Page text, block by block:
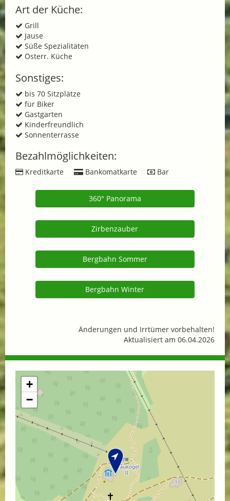
Art der Küche:
Grill
Jause
Süße Spezialitäten
Österr. Küche
Sonstiges:
bis 70 Sitzplätze
für Biker
Gastgarten
Kinderfreundlich
Sonnenterrasse
Bezahlmöglichkeiten:
Kreditkarte Bankomatkarte Bar
360° Panorama
Zirbenzauber
Bergbahn Sommer
Bergbahn Winter
Änderungen und Irrtümer vorbehalten!
Aktualisiert am 06.04.2026
+
−